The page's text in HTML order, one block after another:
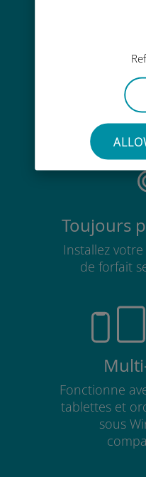
Pas besoin
SIM
Toujours
Installez
de forfait
Fonctionne
tablettes et
sous